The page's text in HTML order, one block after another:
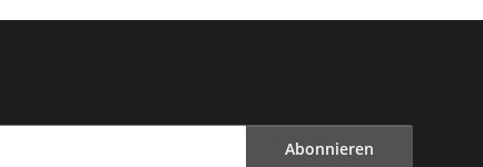
Abonnieren